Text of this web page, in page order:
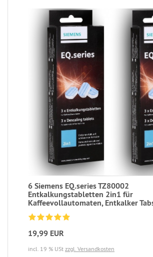
6 Siemens EQ.series TZ80002
Entkalkungstabletten 2in1 für
Kaffeevollautomaten, Entkalker
19,99 EUR
incl. 19 % USt zzgl. Versandkosten